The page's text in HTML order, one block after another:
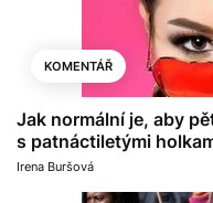
KOMENTÁŘ
Jak normální je, aby
s patnáctiletými
Irena Buršová